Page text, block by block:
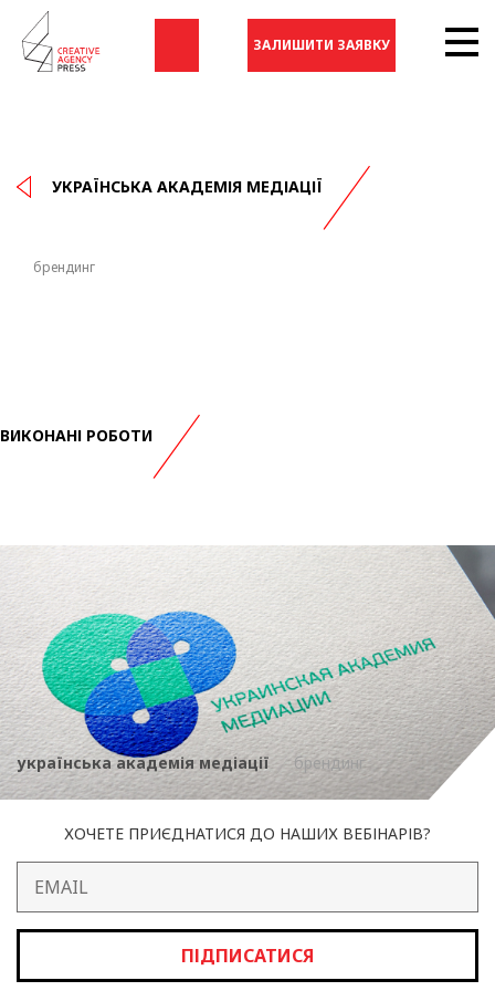
ЗАЛИШИТИ ЗАЯВКУ
УКРАЇНСЬКА АКАДЕМІЯ МЕДІАЦІЇ
брендинг
ВИКОНАНІ РОБОТИ
українська академія медіації брендинг
ХОЧЕТЕ ПРИЄДНАТИСЯ ДО НАШИХ ВЕБІНАРІВ?
ПІДПИСАТИСЯ